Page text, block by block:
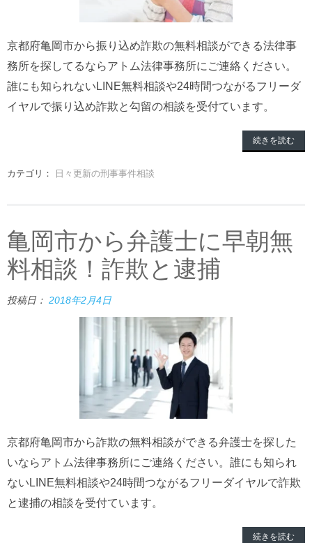
京都府亀岡市から振り込め詐欺の無料相談ができる法律事
務所を探してるならアトム法律事務所にご連絡ください。
誰にも知られないLINE無料相談や24時間つながるフリーダ
イヤルで振り込め詐欺と勾留の相談を受付ています。
続きを読む
カテゴリ： 日々更新の刑事事件相談
亀岡市から弁護士に早朝無
料相談！詐欺と逮捕
投稿日： 2018年2月4日
京都府亀岡市から詐欺の無料相談ができる弁護士を探した
いならアトム法律事務所にご連絡ください。誰にも知られ
ないLINE無料相談や24時間つながるフリーダイヤルで詐欺
と逮捕の相談を受付ています。
続きを読む